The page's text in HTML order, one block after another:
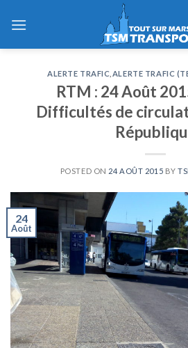
ALERTE TRAFIC ALERTE TRAFIC
RTM : 24 Août
Difficultés de
POSTED ON 24 AOÛT 2015 BY
24
Août